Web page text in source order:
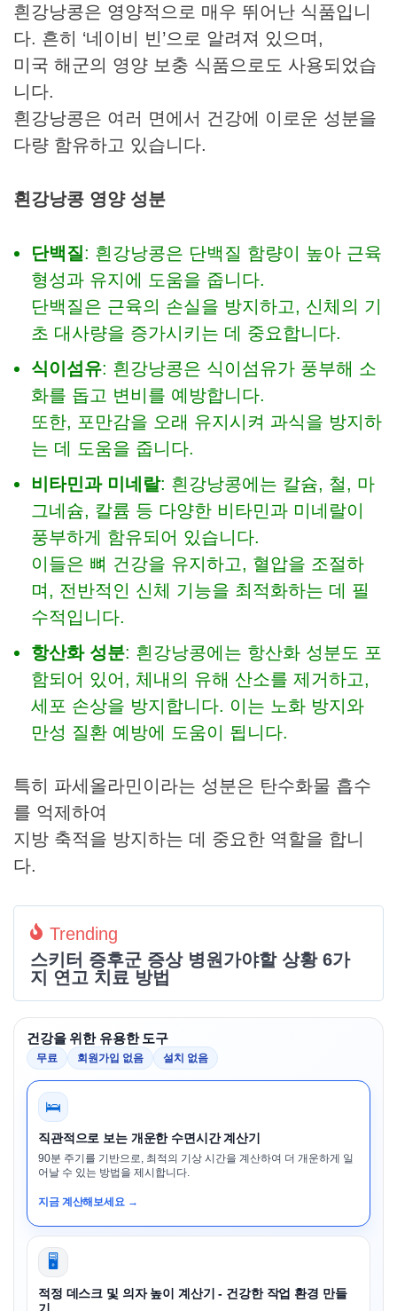
흰강낭콩은 영양적으로 매우 뛰어난 식품입니
다. 흔히 ‘네이비 빈’으로 알려져 있으며,
미국 해군의 영양 보충 식품으로도 사용되었습
니다.
흰강낭콩은 여러 면에서 건강에 이로운 성분을
다량 함유하고 있습니다.
흰강낭콩 영양 성분
단백질 : 흰강낭콩은 단백질 함량이 높아 근육
형성과 유지에 도움을 줍니다.
단백질은 근육의 손실을 방지하고, 신체의 기
초 대사량을 증가시키는 데 중요합니다.
식이섬유: 흰강낭콩은 식이섬유가 풍부해 소
화를 돕고 변비를 예방합니다.
또한, 포만감을 오래 유지시켜 과식을 방지하
는 데 도움을 줍니다.
비타민과 미네랄: 흰강낭콩에는 칼슘, 철, 마
그네슘, 칼륨 등 다양한 비타민과 미네랄이
풍부하게 함유되어 있습니다.
이들은 뼈 건강을 유지하고, 혈압을 조절하
며, 전반적인 신체 기능을 최적화하는 데 필
수적입니다.
항산화 성분: 흰강낭콩에는 항산화 성분도 포
함되어 있어, 체내의 유해 산소를 제거하고,
세포 손상을 방지합니다. 이는 노화 방지와
만성 질환 예방에 도움이 됩니다.
특히 파세올라민이라는 성분은 탄수화물 흡수
를 억제하여
지방 축적을 방지하는 데 중요한 역할을 합니
다.
Trending
스키터 증후군 증상 병원가야할 상황 6가
지 연고 치료 방법
건강을 위한 유용한 도구
무료 회원가입 없음 설치 없음
🛌
직관적으로 보는 개운한 수면시간 계산기
90분 주기를 기반으로, 최적의 기상 시간을 계산하여 더 개운하게 일
어날 수 있는 방법을 제시합니다.
지금 계산해보세요 →
🖥️
적정 데스크 및 의자 높이 계산기 - 건강한 작업 환경 만들